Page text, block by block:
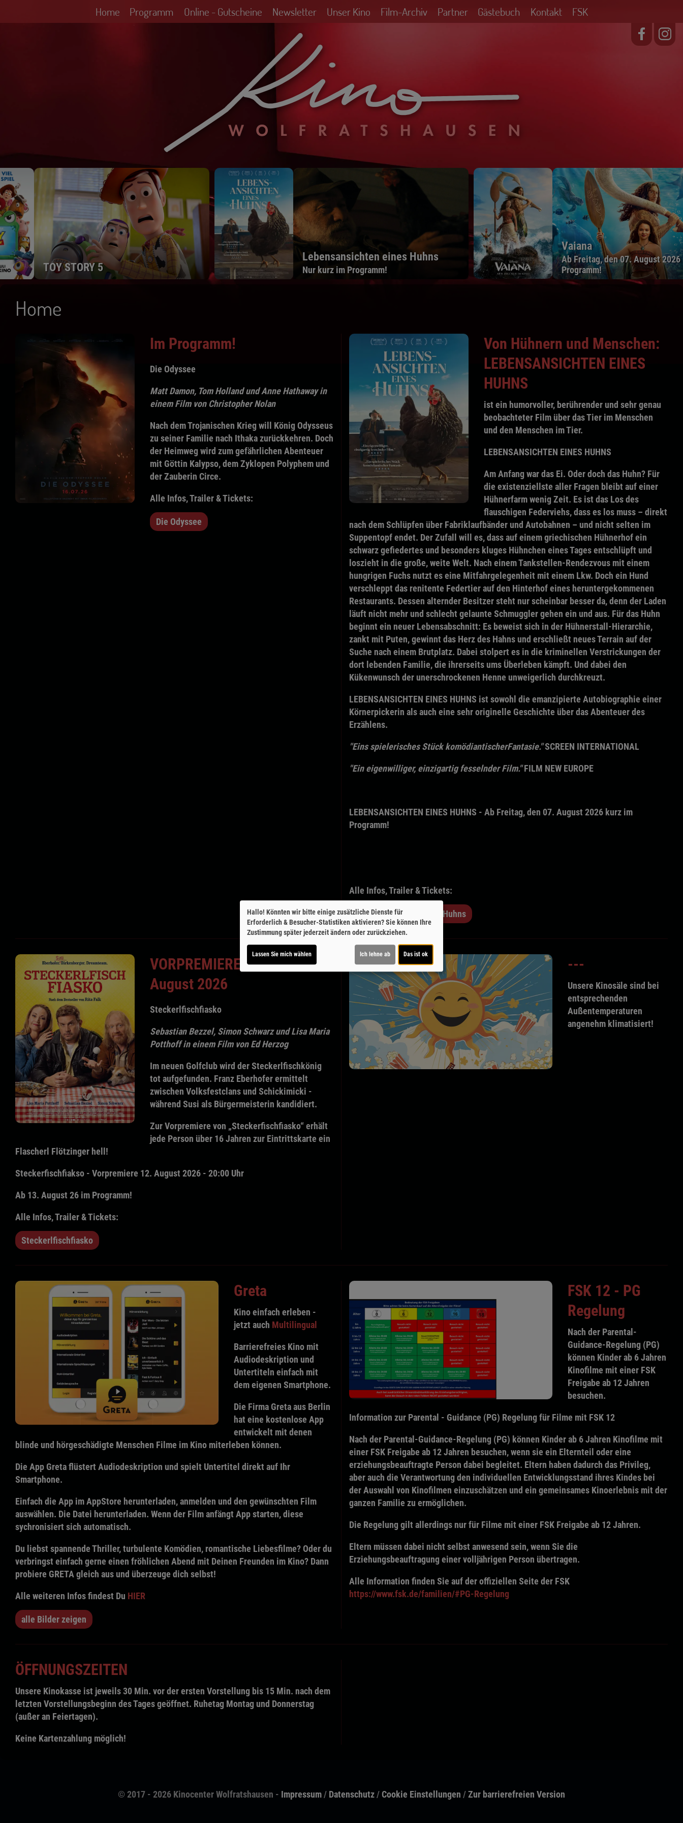
Home Programm Online - Gutscheine Newsletter Unser Kino Film-Archiv Partner Gästebuch Kontakt FSK
Lebensansichten eines Huhns
Nur kurz im Programm!
Vaiana
Ab Freitag, den 07. August 2026 kurz im
Programm!
Home
Im Programm!
Die Odyssee
Matt Damon, Tom Holland und Anne Hathaway in
einem Film von Christopher Nolan
Nach dem Trojanischen Krieg will König Odysseus
zu seiner Familie nach Ithaka zurückkehren. Doch
der Heimweg wird zum gefährlichen Abenteuer
mit Göttin Kalypso, dem Zyklopen Polyphem und
der Zauberin Circe.
Alle Infos, Trailer & Tickets:
Die Odyssee
Von Hühnern und Menschen:
LEBENSANSICHTEN EINES
HUHNS
ist ein humorvoller, berührender und sehr genau
beobachteter Film über das Tier im Menschen
und den Menschen im Tier.
LEBENSANSICHTEN EINES HUHNS
Am Anfang war das Ei. Oder doch das Huhn? Für
die existenziellste aller Fragen bleibt auf einer
Hühnerfarm wenig Zeit. Es ist das Los des
flauschigen Federviehs, dass es los muss – direkt
nach dem Schlüpfen über Fabriklaufbänder und Autobahnen – und nicht selten im
Suppentopf endet. Der Zufall will es, dass auf einem griechischen Hühnerhof ein
schwarz gefiedertes und besonders kluges Hühnchen eines Tages entschlüpft und
loszieht in die große, weite Welt. Nach einem Tankstellen-Rendezvous mit einem
hungrigen Fuchs nutzt es eine Mitfahrgelegenheit mit einem Lkw. Doch ein Hund
verschleppt das renitente Federtier auf den Hinterhof eines heruntergekommenen
Restaurants. Dessen alternder Besitzer steht nur scheinbar besser da, denn der Laden
läuft nicht mehr und schlecht gelaunte Schmuggler gehen ein und aus. Für das Huhn
beginnt ein neuer Lebensabschnitt: Es beweist sich in der Hühnerstall-Hierarchie,
zankt mit Puten, gewinnt das Herz des Hahns und erschließt neues Terrain auf der
Suche nach einem Brutplatz. Dabei stolpert es in die kriminellen Verstrickungen der
dort lebenden Familie, die ihrerseits ums Überleben kämpft. Und dabei den
Kükenwunsch der unerschrockenen Henne unweigerlich durchkreuzt.
LEBENSANSICHTEN EINES HUHNS ist sowohl die emanzipierte Autobiographie einer
Körnerpickerin als auch eine sehr originelle Geschichte über das Abenteuer des
Erzählens.
"Eins spielerisches Stück komödiantischerFantasie."SCREEN INTERNATIONAL
"Ein eigenwilliger, einzigartig fesselnder Film."FILM NEW EUROPE
LEBENSANSICHTEN EINES HUHNS - Ab Freitag, den 07. August 2026 kurz im
Programm!
Alle Infos, Trailer & Tickets:
Lebensansichten eines Huhns
VORPREMIERE Mittwoch 12.
August 2026
Steckerlfischfiasko
Sebastian Bezzel, Simon Schwarz und Lisa Maria
Potthoff in einem Film von Ed Herzog
Im neuen Golfclub wird der Steckerlfischkönig
tot aufgefunden. Franz Eberhofer ermittelt
zwischen Volksfestclans und Schickimicki -
während Susi als Bürgermeisterin kandidiert.
Zur Vorpremiere von „Steckerfischfiasko“ erhält
jede Person über 16 Jahren zur Eintrittskarte ein
Flascherl Flötzinger hell!
Steckerfischfiakso - Vorpremiere 12. August 2026 - 20:00 Uhr
Ab 13. August 26 im Programm!
Alle Infos, Trailer & Tickets:
Steckerlfischfiasko
---
Unsere Kinosäle sind bei
entsprechenden
Außentemperaturen
angenehm klimatisiert!
Greta
Kino einfach erleben -
jetzt auch Multilingual
Barrierefreies Kino mit
Audiodeskription und
Untertiteln einfach mit
dem eigenen Smartphone.
Die Firma Gretaaus Berlin
hat eine kostenlose App
entwickelt mit denen
blinde und hörgeschädigte Menschen Filme im Kino miterleben können.
Die App Gretaflüstert Audiodeskription und spielt Untertitel direkt auf Ihr
Smartphone.
Einfach die App im AppStore herunterladen, anmelden und den gewünschten Film
auswählen. Die Datei herunterladen. Wenn der Film anfängt App starten, diese
sychronisiert sich automatisch.
Du liebst spannende Thriller, turbulente Komödien, romantische Liebesfilme? Oder du
verbringst einfach gerne einen fröhlichen Abend mit Deinen Freunden im Kino? Dann
probiere GRETAgleich aus und überzeuge dich selbst!
Alle weiteren Infos findest Du HIER
alle Bilder zeigen
FSK 12 - PG
Regelung
Nach der Parental-
Guidance-Regelung (PG)
können Kinder ab 6 Jahren
Kinofilme mit einer FSK
Freigabe ab 12 Jahren
besuchen.
Information zur Parental - Guidance (PG) Regelung für Filme mit FSK 12
Nach der Parental-Guidance-Regelung (PG) können Kinder ab 6 Jahren Kinofilme mit
einer FSK Freigabe ab 12 Jahren besuchen, wenn sie ein Elternteil oder eine
erziehungsbeauftragte Person dabei begleitet. Eltern haben dadurch das Privileg,
aber auch die Verantwortung den individuellen Entwicklungsstand ihres Kindes bei
der Auswahl von Kinofilmen einzuschätzen und ein gemeinsames Kinoerlebnis mit der
ganzen Familie zu ermöglichen.
Die Regelung gilt allerdings nur für Filme mit einer FSK Freigabe ab 12 Jahren.
Eltern müssen dabei nicht selbst anwesend sein, wenn Sie die
Erziehungsbeauftragung einer volljährigen Person übertragen.
Alle Information finden Sie auf der offiziellen Seite der FSK
https://www.fsk.de/familien/#PG-Regelung
ÖFFNUNGSZEITEN
Unsere Kinokasse ist jeweils 30 Min. vor der ersten Vorstellung bis 15 Min. nach dem
letzten Vorstellungsbeginn des Tages geöffnet. Ruhetag Montag und Donnerstag
(außer an Feiertagen).
Keine Kartenzahlung möglich!
© 2017 - 2026 Kinocenter Wolfratshausen - Impressum/ Datenschutz/Cookie Einstellungen /Zur barrierefreien Version
Hallo! Könnten wir bitte einige zusätzliche Dienste für
Erforderlich & Besucher-Statistikenaktivieren? Sie können Ihre
Zustimmung später jederzeit ändern oder zurückziehen.
Lassen Sie mich wählen Ich lehne ab Das ist ok